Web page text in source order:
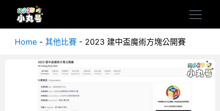
Home - 其他比賽 - 2023 建中盃魔術方塊公開賽